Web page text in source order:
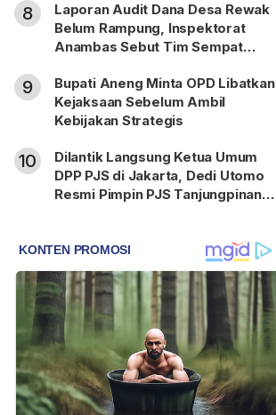
8
Laporan Audit Dana Desa Rewak
Belum Rampung, Inspektorat
Anambas Sebut Tim Sempat
9
Bupati Aneng Minta OPD Libatkan
Kejaksaan Sebelum Ambil
Kebijakan Strategis
10
Dilantik Langsung Ketua Umum
DPP PJS di Jakarta, Dedi Utomo
Resmi Pimpin PJS Tanjungpinang-